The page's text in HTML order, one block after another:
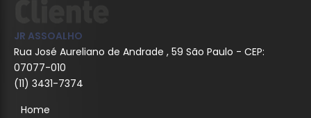
JR ASSOALHO
Rua José Aureliano de Andrade , 59 São Paulo - CEP:
07077-010
(11) 3431-7374
Home